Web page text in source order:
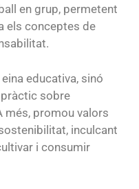
en grup, permetent
els conceptes de
educativa, sinó
sobre
més, promou valors
inculcant
i consumir